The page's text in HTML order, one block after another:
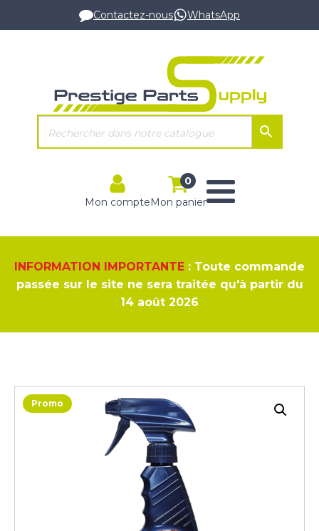
Contactez-nous WhatsApp
Mon compteMon panier
0
INFORMATION IMPORTANTE : Toute commande
passée sur le site ne sera traitée qu'à partir du
14 août 2026
Promo